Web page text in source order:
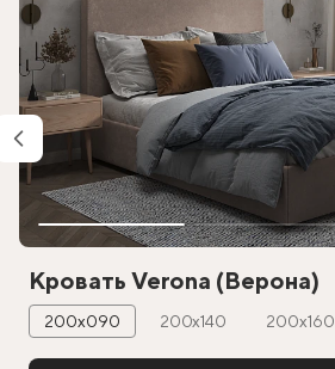
Кровать Verona (Верона)
200х090 200х140 200х160